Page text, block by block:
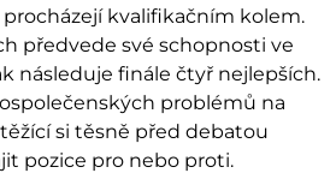
kvalifikačním kolem.
předvede své schopnosti ve
následuje finále čtyř nejlepších.
problémů na
si těsně před debatou
pozice pro nebo proti.